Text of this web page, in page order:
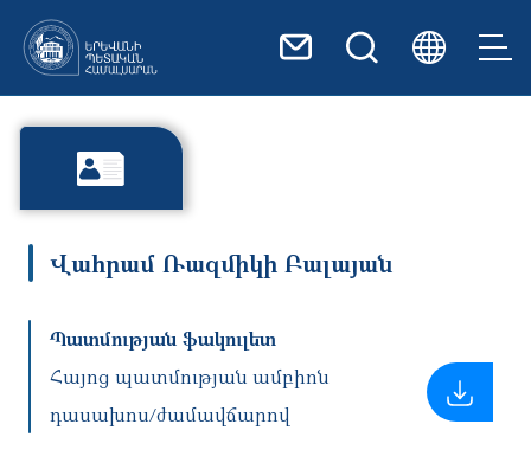
Վահրամ Ռազմիկի Բալայան
Պատմության ֆակուլետ
Հայոց պատմության ամբիոն
դասախոս/ժամավճարով